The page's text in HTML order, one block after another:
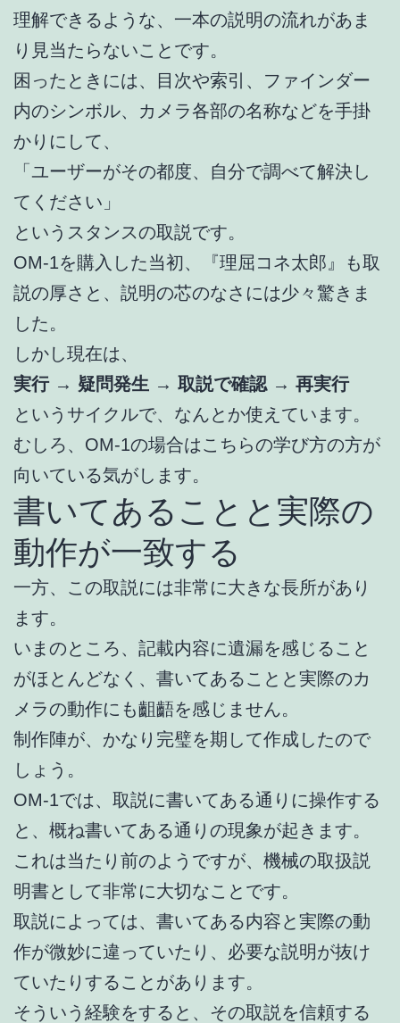
理解できるような、一本の説明の流れがあま
り見当たらないことです。
困ったときには、目次や索引、ファインダー
内のシンボル、カメラ各部の名称などを手掛
かりにして、
「ユーザーがその都度、自分で調べて解決し
てください」
というスタンスの取説です。
OM-1を購入した当初、『理屈コネ太郎』も取
説の厚さと、説明の芯のなさには少々驚きま
した。
しかし現在は、
実行 → 疑問発生 → 取説で確認 → 再実行
というサイクルで、なんとか使えています。
むしろ、OM-1の場合はこちらの学び方の方が
向いている気がします。
書いてあることと実際の
動作が一致する
一方、この取説には非常に大きな長所があり
ます。
いまのところ、記載内容に遺漏を感じること
がほとんどなく、書いてあることと実際のカ
メラの動作にも齟齬を感じません。
制作陣が、かなり完璧を期して作成したので
しょう。
OM-1では、取説に書いてある通りに操作する
と、概ね書いてある通りの現象が起きます。
これは当たり前のようですが、機械の取扱説
明書として非常に大切なことです。
取説によっては、書いてある内容と実際の動
作が微妙に違っていたり、必要な説明が抜け
ていたりすることがあります。
そういう経験をすると、その取説を信頼する